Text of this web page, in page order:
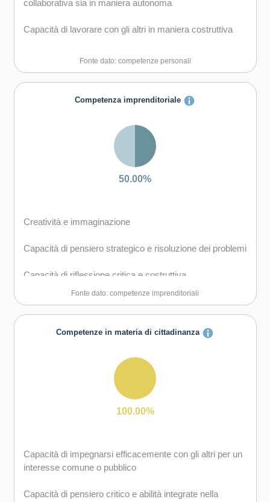
collaborativa sia in maniera autonoma
Capacità di lavorare con gli altri in maniera costruttiva
Capacità di comunicare costruttivamente in ambienti
Capacità di creare fiducia e provare empatia
Capacità di gestire l'incertezza, la complessità e lo
Fonte dato: competenze personali
Competenza imprenditoriale
50.00%
Creatività e immaginazione
Capacità di pensiero strategico e risoluzione dei problemi
Capacità di riflessione critica e costruttiva
Capacità di gestire l'incertezza, l'ambiguità e il rischio
Capacità di motivare gli altri e valorizzare le loro idee, di
Fonte dato: competenze imprenditoriali
Competenze in materia di cittadinanza
100.00%
Capacità di impegnarsi efficacemente con gli altri per un
interesse comune o pubblico
Capacità di pensiero critico e abilità integrate nella